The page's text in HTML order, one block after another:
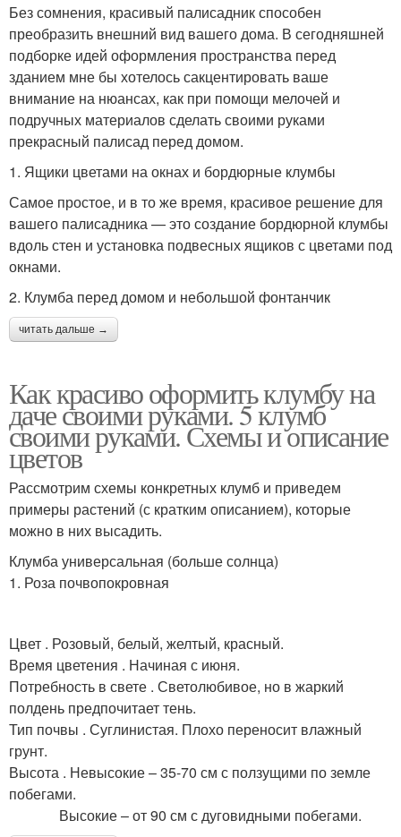
Без сомнения, красивый палисадник способен
преобразить внешний вид вашего дома. В сегодняшней
подборке идей оформления пространства перед
зданием мне бы хотелось сакцентировать ваше
внимание на нюансах, как при помощи мелочей и
подручных материалов сделать своими руками
прекрасный палисад перед домом.
1. Ящики цветами на окнах и бордюрные клумбы
Самое простое, и в то же время, красивое решение для
вашего палисадника — это создание бордюрной клумбы
вдоль стен и установка подвесных ящиков с цветами под
окнами.
2. Клумба перед домом и небольшой фонтанчик
читать дальше →
Как красиво оформить клумбу на
даче своими руками. 5 клумб
своими руками. Схемы и описание
цветов
Рассмотрим схемы конкретных клумб и приведем
примеры растений (с кратким описанием), которые
можно в них высадить.
Клумба универсальная (больше солнца)
1. Роза почвопокровная
Цвет . Розовый, белый, желтый, красный.
Время цветения . Начиная с июня.
Потребность в свете . Светолюбивое, но в жаркий
полдень предпочитает тень.
Тип почвы . Суглинистая. Плохо переносит влажный
грунт.
Высота . Невысокие – 35-70 см с ползущими по земле
побегами.
Высокие – от 90 см с дуговидными побегами.